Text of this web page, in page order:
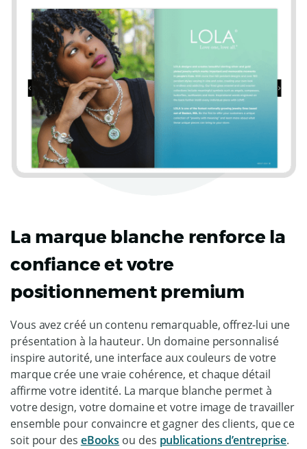
La marque blanche renforce la
confiance et votre
positionnement premium
Vous avez créé un contenu remarquable, offrez-lui une
présentation à la hauteur. Un domaine personnalisé
inspire autorité, une interface aux couleurs de votre
marque crée une vraie cohérence, et chaque détail
affirme votre identité. La marque blanche permet à
votre design, votre domaine et votre image de travailler
ensemble pour convaincre et gagner des clients, que ce
soit pour des eBooks ou des publications d’entreprise.